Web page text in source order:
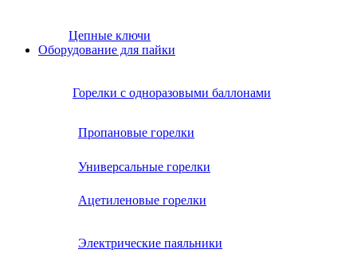
Цепные ключи
Оборудование для пайки
Горелки с одноразовыми баллонами
Пропановые горелки
Универсальные горелки
Ацетиленовые горелки
Электрические паяльники